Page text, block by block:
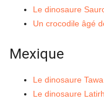
Le dinosaure
Un crocodile âgé
Mexique
Le dinosaure Tawa
Le dinosaure